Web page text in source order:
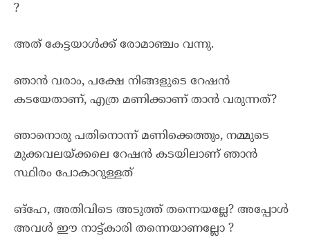
?
അത് കേട്ടയാൾക്ക് രോമാഞ്ചം വന്നു.
ഞാൻ വരാം, പക്ഷേ നിങ്ങളുടെ റേഷൻ
കടയേതാണ്, എത്ര മണിക്കാണ് താൻ വരുന്നത്?
ഞാനൊരു പതിനൊന്ന് മണിക്കെത്തും, നമ്മുടെ
മുക്കവലയ്ക്കലെ റേഷൻ കടയിലാണ് ഞാൻ
സ്ഥിരം പോകാറുള്ളത്
ങ്ഹേ, അതിവിടെ അടുത്ത് തന്നെയല്ലേ? അപ്പോൾ
അവൾ ഈ നാട്ട്കാരി തന്നെയാണല്ലോ ?